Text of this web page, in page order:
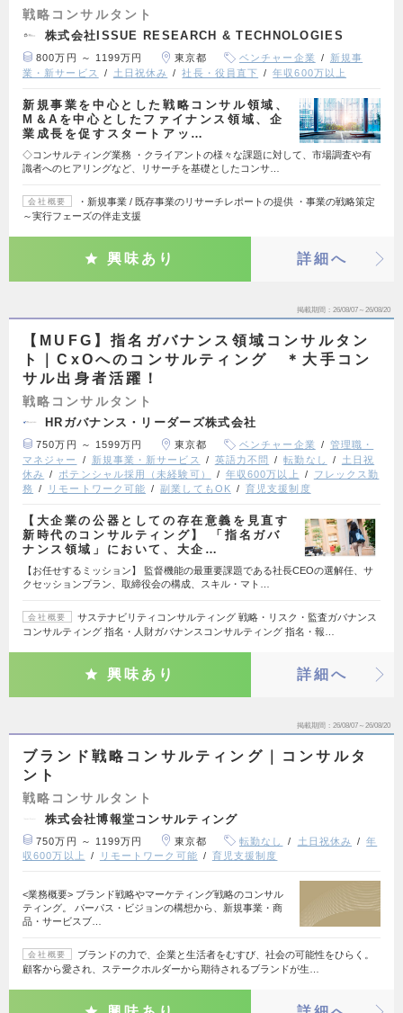
戦略コンサルタント
株式会社ISSUE RESEARCH & TECHNOLOGIES
800万円 ～ 1199万円 東京都 ベンチャー企業
新規事
業・新サービス
土日祝休み 社長・役員直下 年収600万以上
新規事業を中心とした戦略コンサル領域、
M＆Aを中心としたファイナンス領域、企
業成長を促すスタートアッ…
◇コンサルティング業務 ・クライアントの様々な課題に対して、市場調査や有
識者へのヒアリングなど、リサーチを基礎としたコンサ…
会社概要
・新規事業 / 既存事業のリサーチレポートの提供 ・事業の戦略策定
～実⾏フェーズの伴⾛支援
興味あり 詳細へ
掲載期間 26/08/07～26/08/20
【MUFG】指名ガバナンス領域コンサルタン
ト｜CxOへのコンサルティング ＊大手コン
サル出身者活躍！
戦略コンサルタント
HRガバナンス・リーダーズ株式会社
750万円 ～ 1599万円 東京都 ベンチャー企業
管理職・
マネジャー
新規事業・新サービス 英語力不問 転勤なし
土日祝
休み
ポテンシャル採用（未経験可） 年収600万以上
フレックス勤
務
リモートワーク可能 副業してもOK 育児支援制度
【大企業の公器としての存在意義を見直す
新時代のコンサルティング】 「指名ガバ
ナンス領域」において、大企…
【お任せするミッション】 監督機能の最重要課題である社長CEOの選解任、サ
クセッションプラン、取締役会の構成、スキル・マト…
会社概要
サステナビリティコンサルティング 戦略・リスク・監査ガバナンス
コンサルティング 指名・人財ガバナンスコンサルティング 指名・報…
興味あり 詳細へ
掲載期間 26/08/07～26/08/20
ブランド戦略コンサルティング｜コンサルタ
ント
戦略コンサルタント
株式会社博報堂コンサルティング
750万円 ～ 1199万円 東京都 転勤なし 土日祝休み
年
収600万以上
リモートワーク可能 育児支援制度
<業務概要> ブランド戦略やマーケティング戦略のコンサル
ティング。 パーパス・ビジョンの構想から、新規事業・商
品・サービスブ…
会社概要
ブランドの力で、企業と生活者をむすび、社会の可能性をひらく。
顧客から愛され、ステークホルダーから期待されるブランドが生…